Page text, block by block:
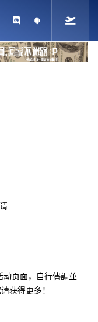
页面，自行儘調並
获得更多！